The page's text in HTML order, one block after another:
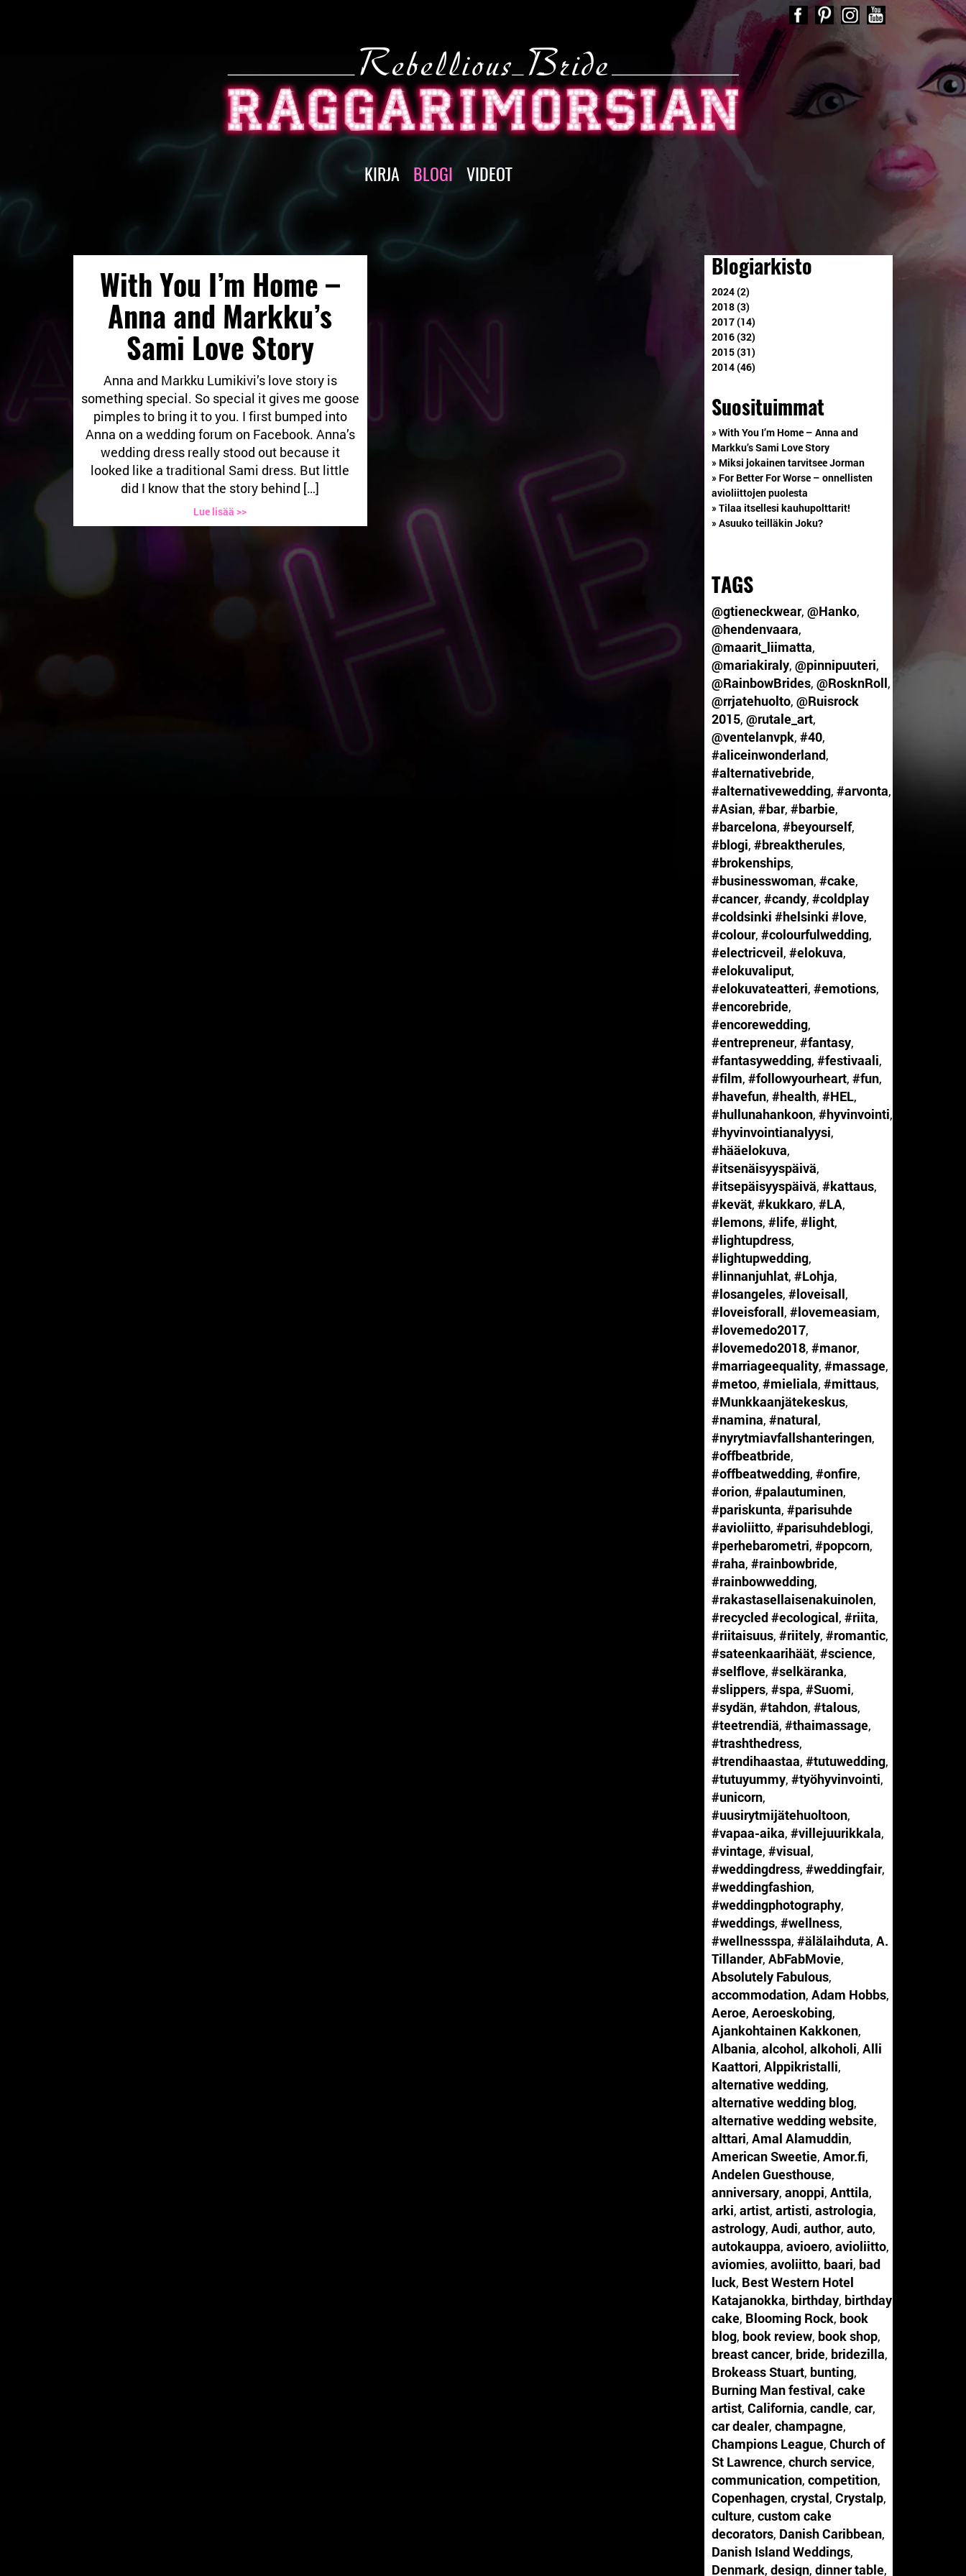
KIRJA BLOGI VIDEOT
With You I’m Home –
Anna and Markku’s
Sami Love Story
Anna and Markku Lumikivi’s love story is
something special. So special it gives me goose
pimples to bring it to you. I first bumped into
Anna on a wedding forum on Facebook. Anna’s
wedding dress really stood out because it
looked like a traditional Sami dress. But little
did I know that the story behind […]
Lue lisää >>
Blogiarkisto
2024 (2)
2018 (3)
2017 (14)
2016 (32)
2015 (31)
2014 (46)
Suosituimmat
» With You I’m Home – Anna and
Markku’s Sami Love Story
» Miksi jokainen tarvitsee Jorman
» For Better For Worse – onnellisten
avioliittojen puolesta
» Tilaa itsellesi kauhupolttarit!
» Asuuko teilläkin Joku?
TAGS
@gtieneckwear, @Hanko,
@hendenvaara,
@maarit_liimatta,
@mariakiraly, @pinnipuuteri,
@RainbowBrides, @RosknRoll,
@rrjatehuolto, @Ruisrock
2015, @rutale_art,
@ventelanvpk, #40,
#aliceinwonderland,
#alternativebride,
#alternativewedding, #arvonta,
#Asian, #bar, #barbie,
#barcelona, #beyourself,
#blogi, #breaktherules,
#brokenships,
#businesswoman, #cake,
#cancer, #candy, #coldplay
#coldsinki #helsinki #love,
#colour, #colourfulwedding,
#electricveil, #elokuva,
#elokuvaliput,
#elokuvateatteri, #emotions,
#encorebride,
#encorewedding,
#entrepreneur, #fantasy,
#fantasywedding, #festivaali,
#film, #followyourheart, #fun,
#havefun, #health, #HEL,
#hullunahankoon, #hyvinvointi,
#hyvinvointianalyysi,
#hääelokuva,
#itsenäisyyspäivä,
#itsepäisyyspäivä, #kattaus,
#kevät, #kukkaro, #LA,
#lemons, #life, #light,
#lightupdress,
#lightupwedding,
#linnanjuhlat, #Lohja,
#losangeles, #loveisall,
#loveisforall, #lovemeasiam,
#lovemedo2017,
#lovemedo2018, #manor,
#marriageequality, #massage,
#metoo, #mieliala, #mittaus,
#Munkkaanjätekeskus,
#namina, #natural,
#nyrytmiavfallshanteringen,
#offbeatbride,
#offbeatwedding, #onfire,
#orion, #palautuminen,
#pariskunta, #parisuhde
#avioliitto, #parisuhdeblogi,
#perhebarometri, #popcorn,
#raha, #rainbowbride,
#rainbowwedding,
#rakastasellaisenakuinolen,
#recycled #ecological, #riita,
#riitaisuus, #riitely, #romantic,
#sateenkaarihäät, #science,
#selflove, #selkäranka,
#slippers, #spa, #Suomi,
#sydän, #tahdon, #talous,
#teetrendiä, #thaimassage,
#trashthedress,
#trendihaastaa, #tutuwedding,
#tutuyummy, #työhyvinvointi,
#unicorn,
#uusirytmijätehuoltoon,
#vapaa-aika, #villejuurikkala,
#vintage, #visual,
#weddingdress, #weddingfair,
#weddingfashion,
#weddingphotography,
#weddings, #wellness,
#wellnessspa, #älälaihduta, A.
Tillander, AbFabMovie,
Absolutely Fabulous,
accommodation, Adam Hobbs,
Aeroe, Aeroeskobing,
Ajankohtainen Kakkonen,
Albania, alcohol, alkoholi, Alli
Kaattori, Alppikristalli,
alternative wedding,
alternative wedding blog,
alternative wedding website,
alttari, Amal Alamuddin,
American Sweetie, Amor.fi,
Andelen Guesthouse,
anniversary, anoppi, Anttila,
arki, artist, artisti, astrologia,
astrology, Audi, author, auto,
autokauppa, avioero, avioliitto,
aviomies, avoliitto, baari, bad
luck, Best Western Hotel
Katajanokka, birthday, birthday
cake, Blooming Rock, book
blog, book review, book shop,
breast cancer, bride, bridezilla,
Brokeass Stuart, bunting,
Burning Man festival, cake
artist, California, candle, car,
car dealer, champagne,
Champions League, Church of
St Lawrence, church service,
communication, competition,
Copenhagen, crystal, Crystalp,
culture, custom cake
decorators, Danish Caribbean,
Danish Island Weddings,
Denmark, design, dinner table,